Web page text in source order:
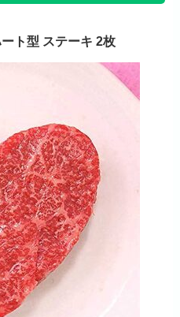
ト型 ステーキ 2枚